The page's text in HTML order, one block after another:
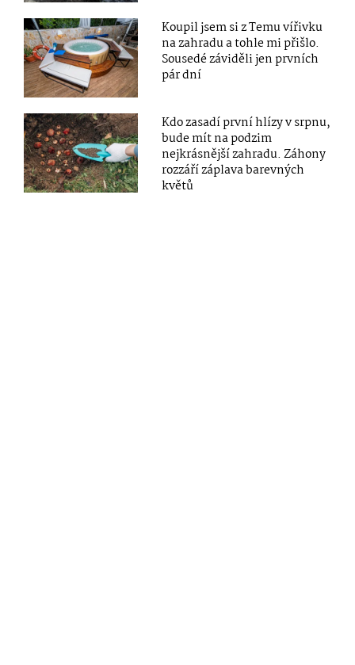
Koupil jsem si z Temu vířivku
na zahradu a tohle mi přišlo.
Sousedé záviděli jen prvních
pár dní
Kdo zasadí první hlízy v srpnu,
bude mít na podzim
nejkrásnější zahradu. Záhony
rozzáří záplava barevných
květů